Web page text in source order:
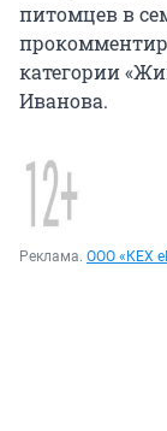
питомцев в
категории
Иванова.
Реклама. ООО «КЕХ